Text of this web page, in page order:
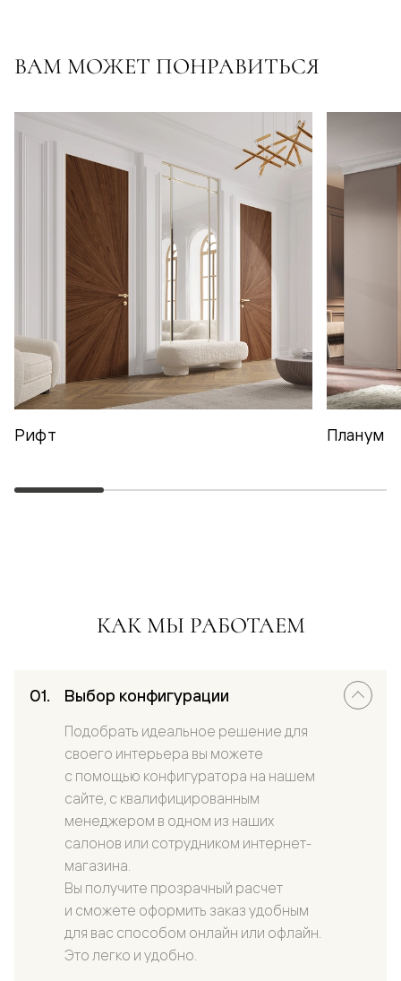
ВАМ МОЖЕТ ПОНРАВИТЬСЯ
Рифт Планум
КАК МЫ РАБОТАЕМ
Выбор конфигурации
Подобрать идеальное решение для
своего интерьера вы можете
с помощью конфигуратора на нашем
сайте, с квалифицированным
менеджером в одном из наших
салонов или сотрудником интернет-
магазина.
Вы получите прозрачный расчет
и сможете оформить заказ удобным
для вас способом онлайн или офлайн.
Это легко и удобно.